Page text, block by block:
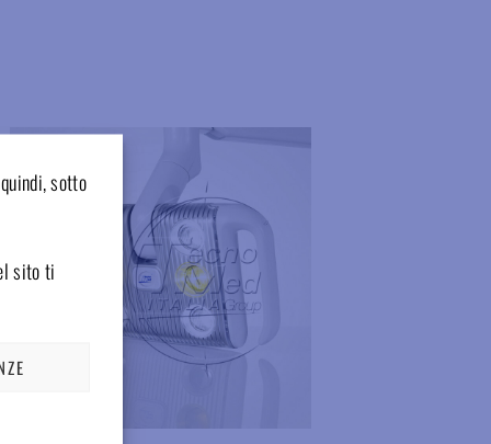
sotto
sito ti